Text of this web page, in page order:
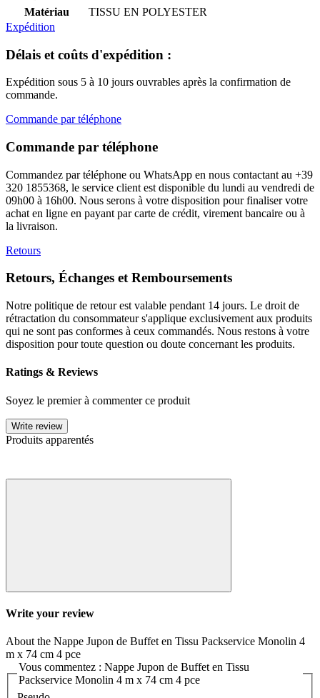
Matériau
TISSU EN POLYESTER
Expédition
Délais et coûts d'expédition :
Expédition sous 5 à 10 jours ouvrables après la confirmation de
commande.
Commande par téléphone
Commande par téléphone
Commandez par téléphone ou WhatsApp en nous contactant au +39
320 1855368, le service client est disponible du lundi au vendredi de
09h00 à 16h00. Nous serons à votre disposition pour finaliser votre
achat en ligne en payant par carte de crédit, virement bancaire ou à
la livraison.
Retours
Retours, Échanges et Remboursements
Notre politique de retour est valable pendant 14 jours. Le droit de
rétractation du consommateur s'applique exclusivement aux produits
qui ne sont pas conformes à ceux commandés. Nous restons à votre
disposition pour toute question ou doute concernant les produits.
Ratings & Reviews
Soyez le premier à commenter ce produit
Write review
Produits apparentés
Write your review
About the Nappe Jupon de Buffet en Tissu Packservice Monolin 4
m x 74 cm 4 pce
Vous commentez : Nappe Jupon de Buffet en Tissu
Packservice Monolin 4 m x 74 cm 4 pce